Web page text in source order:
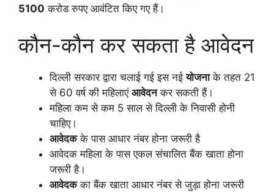
5100 करोड रुपए आवंटित किए गए हैं।
कौन-कौन कर सकता है आवेदन
दिल्ली सरकार द्वारा चलाई गई इस नईयोजनाके तहत 21
से 60 वर्ष की महिलाएं आवेदनकर सकती हैं।
महिला कम से कम 5 साल से दिल्ली के निवासी होनी
चाहिए।
आवेदकके पास आधार नंबर होना जरूरी है
आवेदक महिला के पास एकल संचालित बैंक खाता होना
जरूरी है।
आवेदकका बैंक खाता आधार नंबर से जुड़ा होना जरूरी